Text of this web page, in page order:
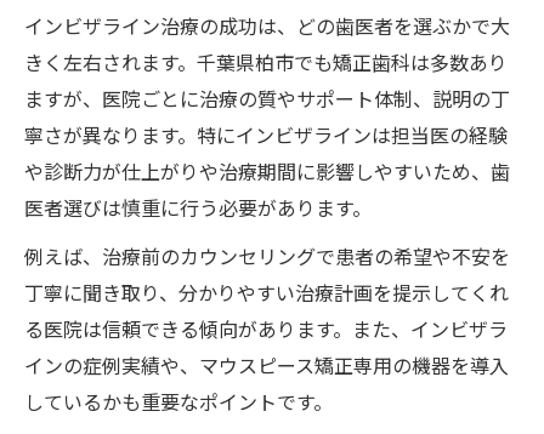
インビザライン治療の成功は、どの歯医者を選ぶかで大
きく左右されます。千葉県柏市でも矯正歯科は多数あり
ますが、医院ごとに治療の質やサポート体制、説明の丁
寧さが異なります。特にインビザラインは担当医の経験
や診断力が仕上がりや治療期間に影響しやすいため、歯
医者選びは慎重に行う必要があります。
例えば、治療前のカウンセリングで患者の希望や不安を
丁寧に聞き取り、分かりやすい治療計画を提示してくれ
る医院は信頼できる傾向があります。また、インビザラ
インの症例実績や、マウスピース矯正専用の機器を導入
しているかも重要なポイントです。